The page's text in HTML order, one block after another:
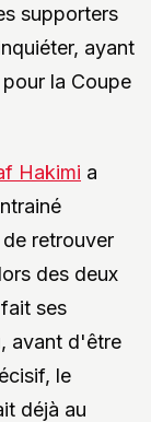
supporters
ayant
la Coupe
Hakimi a
retrouver
des deux
ses
avant d'être
le
déjà au